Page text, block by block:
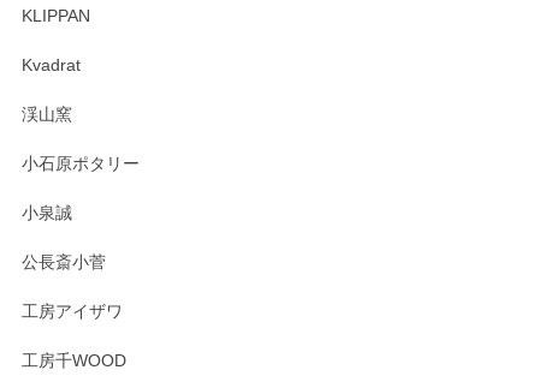
淡いグリーンのカラーがとても可愛いです❤️ ありがとうござ
KLIPPAN
Kvadrat
渓山窯
小石原ポタリー
小泉誠
公長斎小菅
工房アイザワ
工房千WOOD